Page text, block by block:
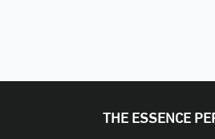
THE ESSENCE